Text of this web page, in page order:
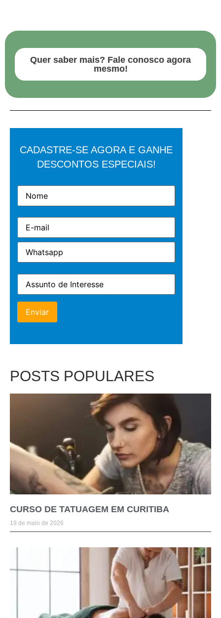
Quer saber mais? Fale conosco agora
mesmo!
CADASTRE-SE AGORA E GANHE
DESCONTOS ESPECIAIS!
POSTS POPULARES
CURSO DE TATUAGEM EM CURITIBA
19 de maio de 2026